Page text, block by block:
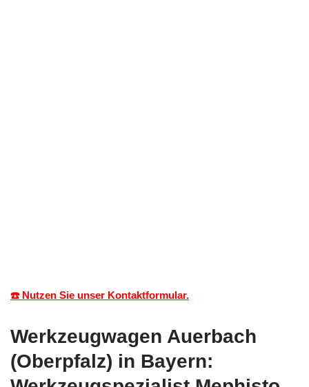
☎️ Nutzen Sie unser Kontaktformular.
Werkzeugwagen Auerbach
(Oberpfalz) in Bayern: